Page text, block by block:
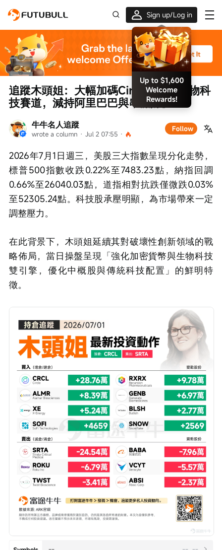
Sign up/Log in
Up to $1,600
Welcome
Rewards!
牛牛名人追蹤
wrote a column · Jul 2 07:55 ·
Follow
追蹤木頭姐：大幅加碼Circle與AI+生物科
技賽道，減持阿里巴巴與串流媒體
2026年7月1日週三，美股三大指數呈現分化走勢，
標普500指數收跌0.22%至7483.23點，納指回調
0.66%至26040.03點，道指相對抗跌僅微跌0.03%
至52305.24點。科技股承壓明顯，為市場帶來一定
調整壓力。
在此背景下，木頭姐延續其對破壞性創新領域的戰
略佈局，當日操盤呈現「強化加密貨幣與生物科技
雙引擎，優化中概股與傳統科技配置」的鮮明特
徵。